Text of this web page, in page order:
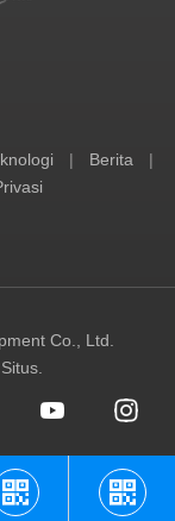
| Berita
|
Co., Ltd.